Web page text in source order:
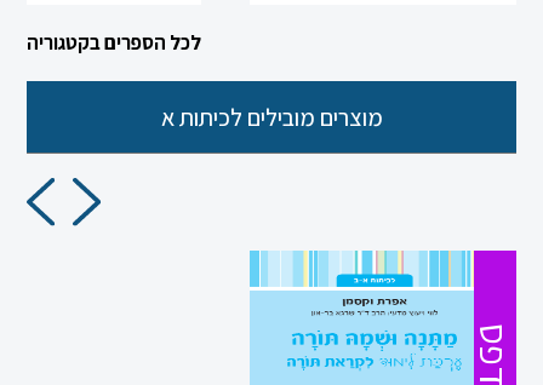
מדעים
ערבית
לכל הספרים בקטגוריה
מוצרים מובילים לכיתות א